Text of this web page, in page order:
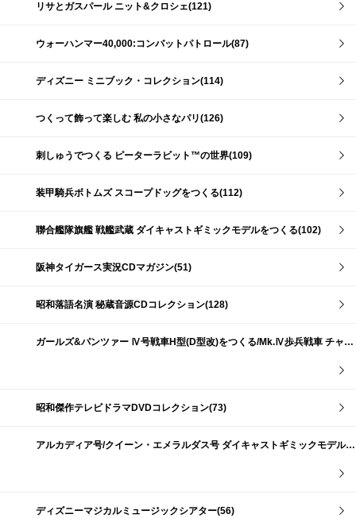
リサとガスパール ニット&クロシェ(121)
ウォーハンマー40,000:コンバットパトロール(87)
ディズニー ミニブック・コレクション(114)
つくって飾って楽しむ 私の小さなパリ(126)
刺しゅうでつくる ピーターラビット™の世界(109)
装甲騎兵ボトムズ スコープドッグをつくる(112)
聯合艦隊旗艦 戦艦武蔵 ダイキャストギミックモデルをつくる(102)
阪神タイガース実況CDマガジン(51)
昭和落語名演 秘蔵音源CDコレクション(128)
ガールズ&パンツァー Ⅳ号戦車H型(D型改)をつくる/Mk.Ⅳ歩兵戦車 チャーチルMk.Ⅶをつくる(191)
昭和傑作テレビドラマDVDコレクション(73)
アルカディア号/クイーン・エメラルダス号 ダイキャストギミックモデルをつくる(159)
ディズニーマジカルミュージックシアター(56)